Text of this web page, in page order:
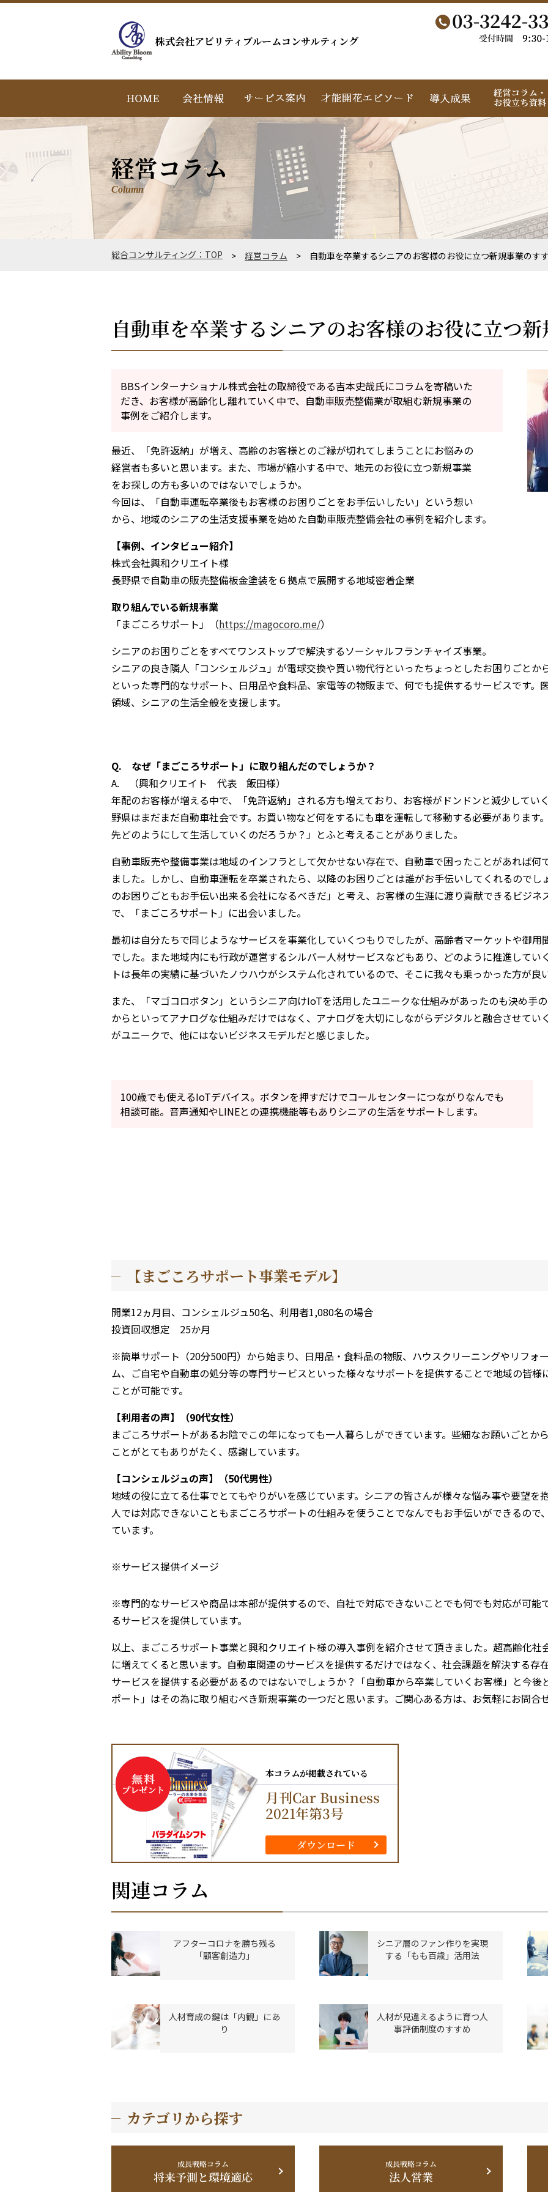
株式会社アビリティブルームコンサルティング
経営コラム
Column
総合コンサルティング：TOP > 経営コラム > 自動車を卒業するシニアのお客様のお役に立つ新規事業のす
自動車を卒業するシニアのお客様のお役に立つ
BBSインターナショナル株式会社の取締役である吉本史哉氏にコラムを寄稿いた
だき、お客様が高齢化し離れていく中で、自動車販売整備業が取組む新規事業の
事例をご紹介します。
最近、「免許返納」が増え、高齢のお客様とのご縁が切れてしまうことにお悩みの
経営者も多いと思います。また、市場が縮小する中で、地元のお役に立つ新規事業
をお探しの方も多いのではないでしょうか。
今回は、「自動車運転卒業後もお客様のお困りごとをお手伝いしたい」という想い
から、地域のシニアの生活支援事業を始めた自動車販売整備会社の事例を紹介します。
【事例、インタビュー紹介】
株式会社興和クリエイト様
長野県で自動車の販売整備板金塗装を６拠点で展開する地域密着企業
取り組んでいる新規事業
「まごころサポート」（https://magocoro.me/）
シニアのお困りごとをすべてワンストップで解決するソーシャルフランチャイズ事業。
シニアの良き隣人「コンシェルジュ」が電球交換や買い物代行といったちょっとしたお困りごと
といった専門的なサポート、日用品や食料品、家電等の物販まで、何でも提供するサービスです。
領域、シニアの生活全般を支援します。
Q. なぜ「まごころサポート」に取り組んだのでしょうか？
A. （興和クリエイト 代表 飯田様）
年配のお客様が増える中で、「免許返納」される方も増えており、お客様がドンドンと減少してい
野県はまだまだ自動車社会です。お買い物など何をするにも車を運転して移動する必要があります
先どのようにして生活していくのだろうか？」とふと考えることがありました。
自動車販売や整備事業は地域のインフラとして欠かせない存在で、自動車で困ったことがあれば何
ました。しかし、自動車運転を卒業されたら、以降のお困りごとは誰がお手伝いしてくれるので
のお困りごともお手伝い出来る会社になるべきだ」と考え、お客様の生涯に渡り貢献できるビジ
で、「まごころサポート」に出会いました。
最初は自分たちで同じようなサービスを事業化していくつもりでしたが、高齢者マーケットや御
でした。また地域内にも行政が運営するシルバー人材サービスなどもあり、どのように推進して
トは長年の実績に基づいたノウハウがシステム化されているので、そこに我々も乗っかった方が良
また、「マゴコロボタン」というシニア向けIoTを活用したユニークな仕組みがあったのも決め手
からといってアナログな仕組みだけではなく、アナログを大切にしながらデジタルと融合させて
がユニークで、他にはないビジネスモデルだと感じました。
100歳でも使えるIoTデバイス。ボタンを押すだけでコールセンターにつながりなんでも
相談可能。音声通知やLINEとの連携機能等もありシニアの生活をサポートします。
【まごころサポート事業モデル】
開業12ヵ月目、コンシェルジュ50名、利用者1,080名の場合
投資回収想定 25か月
※簡単サポート（20分500円）から始まり、日用品・食料品の物販、ハウスクリーニングやリフォ
ム、ご自宅や自動車の処分等の専門サービスといった様々なサポートを提供することで地域の皆
ことが可能です。
【利用者の声】（90代女性）
まごころサポートがあるお陰でこの年になっても一人暮らしができています。些細なお願いごとか
ことがとてもありがたく、感謝しています。
【コンシェルジュの声】（50代男性）
地域の役に立てる仕事でとてもやりがいを感じています。シニアの皆さんが様々な悩み事や要望を
人では対応できないこともまごころサポートの仕組みを使うことでなんでもお手伝いができるので
ています。
※サービス提供イメージ
※専門的なサービスや商品は本部が提供するので、自社で対応できないことでも何でも対応が可能
るサービスを提供しています。
以上、まごころサポート事業と興和クリエイト様の導入事例を紹介させて頂きました。超高齢化
に増えてくると思います。自動車関連のサービスを提供するだけではなく、社会課題を解決する存
サービスを提供する必要があるのではないでしょうか？「自動車から卒業していくお客様」と今
ポート」はその為に取り組むべき新規事業の一つだと思います。ご関心ある方は、お気軽にお問合
本コラムが掲載されている
月刊Car Business
2021年第3号
ダウンロード
関連コラム
アフターコロナを勝ち残る
「顧客創造力」
シニア層のファン作りを実現
する「もも百歳」活用法
人材育成の鍵は「内観」にあ
り
人材が見違えるように育つ人
事評価制度のすすめ
カテゴリから探す
成長戦略コラム
将来予測と環境適応
成長戦略コラム
法人営業